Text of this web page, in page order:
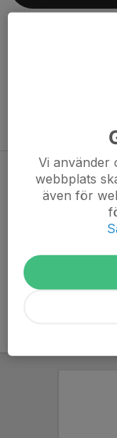
ICA
Vi använder
webbplats
även för